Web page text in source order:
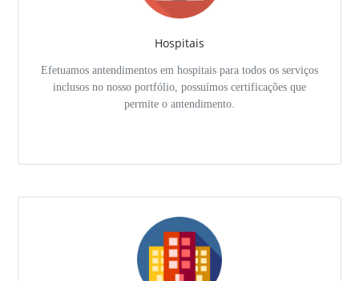
Hospitais
Efetuamos antendimentos em hospitais para todos os serviços
inclusos no nosso portfólio, possuímos certificações que
permite o antendimento.